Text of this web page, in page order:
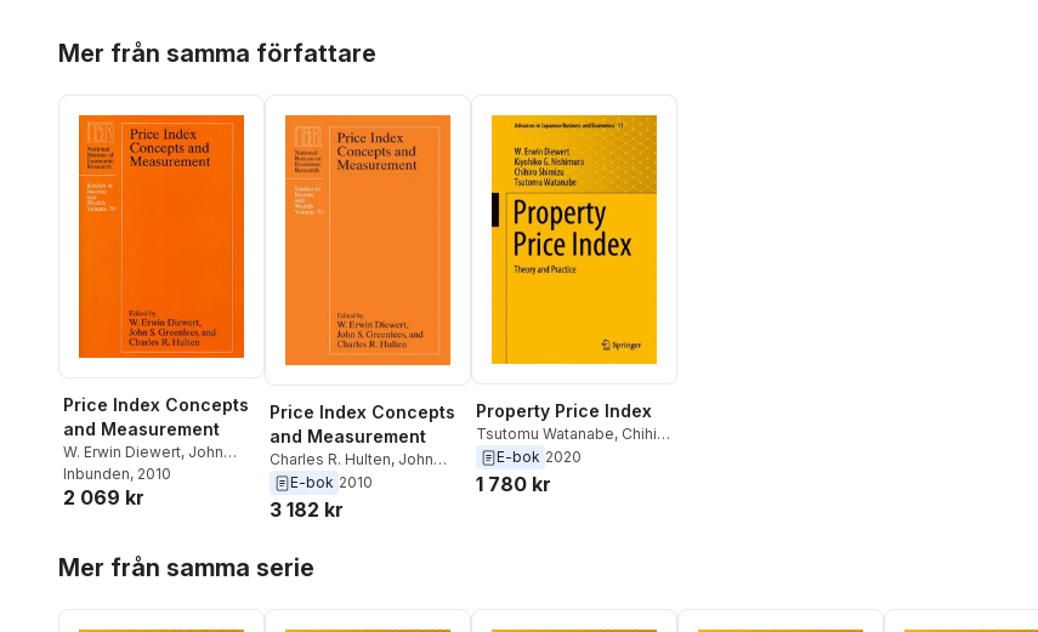
Mer från samma författare
Price Index Concepts
and Measurement
W. Erwin Diewert, John
Greenlees ,Charles R.
Hulten
Inbunden, 2010
2 069 kr
Price Index Concepts
and Measurement
Charles R. Hulten, John
Greenlees,W. Erwin
Diewert
E-bok 2010
3 182 kr
Property Price Index
Tsutomu Watanabe, Chihiro
Shimizu, Kiyohiko G.
Nishimura,
E-bok 2020
1 780 kr
Mer från samma serie